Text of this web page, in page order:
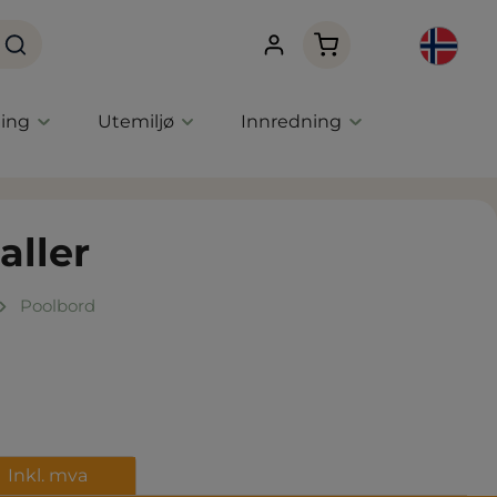
Handlekurven
Utemiljø Innredning
Poolbord
Inkl. mva